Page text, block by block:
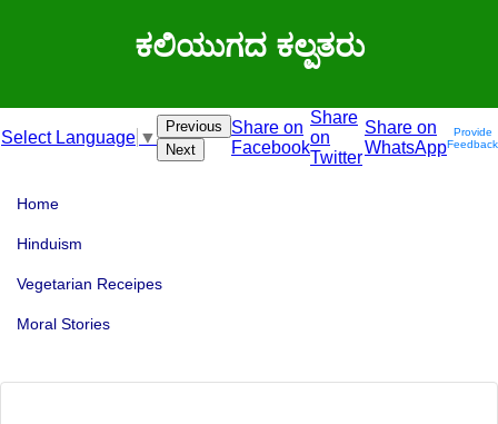
ಕಲಿಯುಗದ ಕಲ್ಪತರು
Select Language ▼
Previous
Next
Share on
Facebook
Share
on
Twitter
Share on
WhatsApp
Provide
Feedback
Home
Hinduism
Vegetarian Receipes
Moral Stories